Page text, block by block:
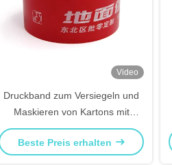
Video
Druckband zum Versiegeln und
Maskieren von Kartons mit
individuell gestaltetem Logo
Beste Preis erhalten